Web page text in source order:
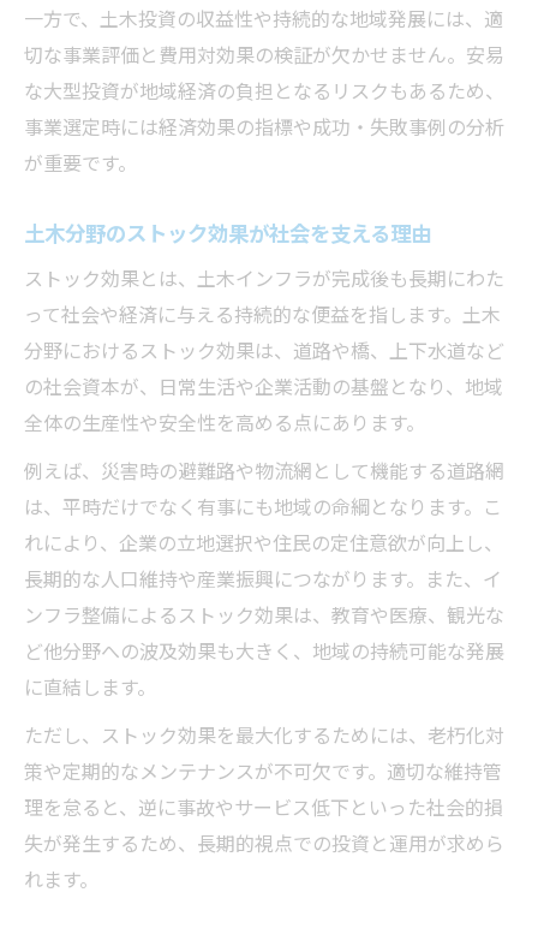
インフラ投資が生産性向上に寄与する理由
雇用創出と土木の経済効果の関係性
土木経済効果の波及が地域社会に与える利
点
経済効果を支える土木分野の役割を探る
土木分野が担う経済効果の重要な役割とは
インフラ整備と土木の社会的価値を整理
土木業界における若手減少の背景を分析
インフラ整備が未来を変える理由を読み解く
ストック効果が持続可能な発展につながる
理由
土木分野が描く新しい経済循環モデル
若手不足を乗り越える土木業界の展望
インフラ整備と生活の質向上の関連性
一方で、土木投資の収益性や持続的な地域発展には、適
切な事業評価と費用対効果の検証が欠かせません。安易
な大型投資が地域経済の負担となるリスクもあるため、
事業選定時には経済効果の指標や成功・失敗事例の分析
が重要です。
土木分野のストック効果が社会を支える理由
ストック効果とは、土木インフラが完成後も長期にわた
って社会や経済に与える持続的な便益を指します。土木
分野におけるストック効果は、道路や橋、上下水道など
の社会資本が、日常生活や企業活動の基盤となり、地域
全体の生産性や安全性を高める点にあります。
例えば、災害時の避難路や物流網として機能する道路網
は、平時だけでなく有事にも地域の命綱となります。こ
れにより、企業の立地選択や住民の定住意欲が向上し、
長期的な人口維持や産業振興につながります。また、イ
ンフラ整備によるストック効果は、教育や医療、観光な
ど他分野への波及効果も大きく、地域の持続可能な発展
に直結します。
ただし、ストック効果を最大化するためには、老朽化対
策や定期的なメンテナンスが不可欠です。適切な維持管
理を怠ると、逆に事故やサービス低下といった社会的損
失が発生するため、長期的視点での投資と運用が求めら
れます。